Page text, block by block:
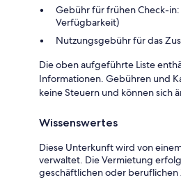
Gebühr für frühen Check-in:
Verfügbarkeit)
Nutzungsgebühr für das
Die oben aufgeführte Liste
Informationen. Gebühren und
keine Steuern und können sich
Wissenswertes
Diese Unterkunft wird von
verwaltet. Die Vermietung
geschäftlichen oder beruflichen